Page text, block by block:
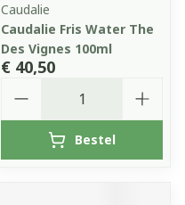
Caudalie
Caudalie Fris Water The
Des Vignes 100ml
€ 40,50
Bestel